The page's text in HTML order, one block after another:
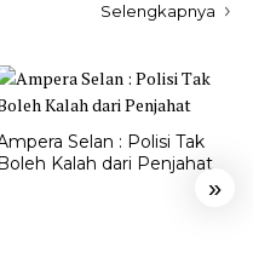
Selengkapnya
»
Selan : Polisi Tak
Boleh Kalah dari Penjahat